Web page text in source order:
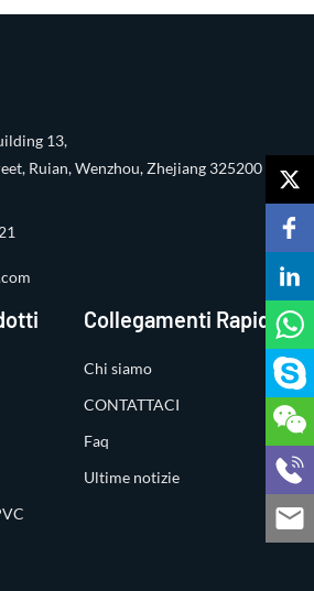
13,
Ruian, Wenzhou, Zhejiang 325200
Collegamenti Rapidi
Chi siamo
CONTATTACI
Faq
Ultime notizie